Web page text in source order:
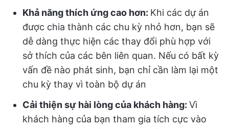
Khả năng thích ứng cao hơn: Khi các dự án
được chia thành các chu kỳ nhỏ hơn, bạn sẽ
dễ dàng thực hiện các thay đổi phù hợp với
sở thích của các bên liên quan. Nếu có bất kỳ
vấn đề nào phát sinh, bạn chỉ cần làm lại một
chu kỳ thay vì toàn bộ dự án
Cải thiện sự hài lòng của khách hàng: Vì
khách hàng của bạn tham gia tích cực vào